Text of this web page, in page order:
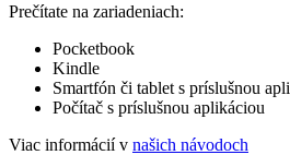
Prečítate na zariadeniach:
Pocketbook
Kindle
Smartfón či tablet s príslušnou
Počítač s príslušnou aplikáciou
Viac informácií v našich návodoch